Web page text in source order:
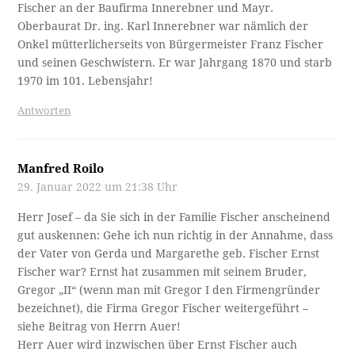
Fischer an der Baufirma Innerebner und Mayr.
Oberbaurat Dr. ing. Karl Innerebner war nämlich der
Onkel mütterlicherseits von Bürgermeister Franz Fischer
und seinen Geschwistern. Er war Jahrgang 1870 und starb
1970 im 101. Lebensjahr!
Antworten
Manfred Roilo
29. Januar 2022 um 21:38 Uhr
Herr Josef – da Sie sich in der Familie Fischer anscheinend
gut auskennen: Gehe ich nun richtig in der Annahme, dass
der Vater von Gerda und Margarethe geb. Fischer Ernst
Fischer war? Ernst hat zusammen mit seinem Bruder,
Gregor „II“ (wenn man mit Gregor I den Firmengründer
bezeichnet), die Firma Gregor Fischer weitergeführt –
siehe Beitrag von Herrn Auer!
Herr Auer wird inzwischen über Ernst Fischer auch